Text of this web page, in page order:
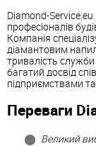
Diamond-
професіоналів
Компанія
діамантовим
тривалість служби
багатий досвід
підприємствами
Переваги
Великий